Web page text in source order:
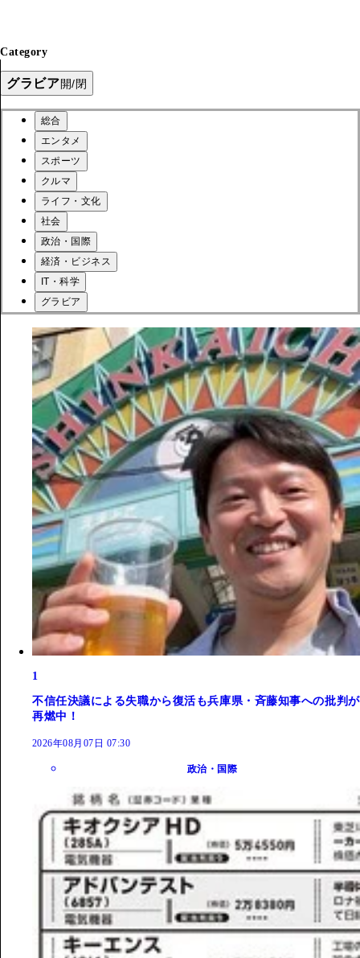
Category
グラビア開/閉
総合
エンタメ
スポーツ
クルマ
ライフ・文化
社会
政治・国際
経済・ビジネス
IT・科学
グラビア
1
不信任決議による失職から復活も兵庫県・斉藤知事への批判が
再燃中！
2026年08月07日 07:30
政治・国際